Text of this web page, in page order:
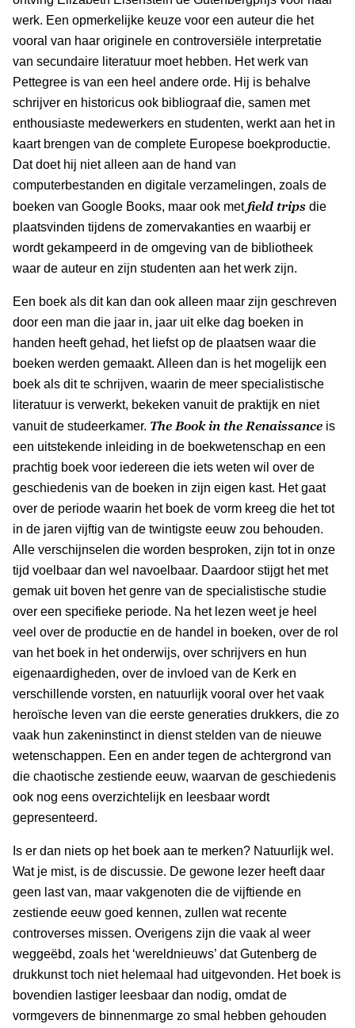
werk. Een opmerkelijke keuze voor een auteur die het
vooral van haar originele en controversiële interpretatie
van secundaire literatuur moet hebben. Het werk van
Pettegree is van een heel andere orde. Hij is behalve
schrijver en historicus ook bibliograaf die, samen met
enthousiaste medewerkers en studenten, werkt aan het in
kaart brengen van de complete Europese boekproductie.
Dat doet hij niet alleen aan de hand van
computerbestanden en digitale verzamelingen, zoals de
boeken van Google Books, maar ook met field trips die
plaatsvinden tijdens de zomervakanties en waarbij er
wordt gekampeerd in de omgeving van de bibliotheek
waar de auteur en zijn studenten aan het werk zijn.
Een boek als dit kan dan ook alleen maar zijn geschreven
door een man die jaar in, jaar uit elke dag boeken in
handen heeft gehad, het liefst op de plaatsen waar die
boeken werden gemaakt. Alleen dan is het mogelijk een
boek als dit te schrijven, waarin de meer specialistische
literatuur is verwerkt, bekeken vanuit de praktijk en niet
vanuit de studeerkamer. The Book in the Renaissance is
een uitstekende inleiding in de boekwetenschap en een
prachtig boek voor iedereen die iets weten wil over de
geschiedenis van de boeken in zijn eigen kast. Het gaat
over de periode waarin het boek de vorm kreeg die het tot
in de jaren vijftig van de twintigste eeuw zou behouden.
Alle verschijnselen die worden besproken, zijn tot in onze
tijd voelbaar dan wel navoelbaar. Daardoor stijgt het met
gemak uit boven het genre van de specialistische studie
over een specifieke periode. Na het lezen weet je heel
veel over de productie en de handel in boeken, over de rol
van het boek in het onderwijs, over schrijvers en hun
eigenaardigheden, over de invloed van de Kerk en
verschillende vorsten, en natuurlijk vooral over het vaak
heroïsche leven van die eerste generaties drukkers, die zo
vaak hun zakeninstinct in dienst stelden van de nieuwe
wetenschappen. Een en ander tegen de achtergrond van
die chaotische zestiende eeuw, waarvan de geschiedenis
ook nog eens overzichtelijk en leesbaar wordt
gepresenteerd.
Is er dan niets op het boek aan te merken? Natuurlijk wel.
Wat je mist, is de discussie. De gewone lezer heeft daar
geen last van, maar vakgenoten die de vijftiende en
zestiende eeuw goed kennen, zullen wat recente
controverses missen. Overigens zijn die vaak al weer
weggeëbd, zoals het ‘wereldnieuws’ dat Gutenberg de
drukkunst toch niet helemaal had uitgevonden. Het boek is
bovendien lastiger leesbaar dan nodig, omdat de
vormgevers de binnenmarge zo smal hebben gehouden